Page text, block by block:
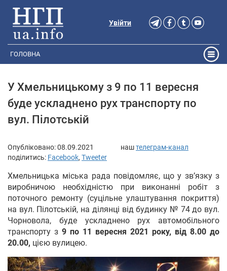
Увійти
ГОЛОВНА
У Хмельницькому з 9 по 11 вересня
буде ускладнено рух транспорту по
вул. Пілотській
Опубліковано:08.09.2021 наштелеграм-канал
поділитись: Facebook, Tweeter
Хмельницька міська рада повідомляє, що у зв’язку з
виробничою необхідністю при виконанні робіт з
поточного ремонту (суцільне улаштування покриття)
на вул. Пілотській, на ділянці від будинку № 74 до вул.
Чорновола, буде ускладнено рух автомобільного
транспорту з 9 по 11 вересня 2021 року, від 8.00 до
20.00, цією вулицею.